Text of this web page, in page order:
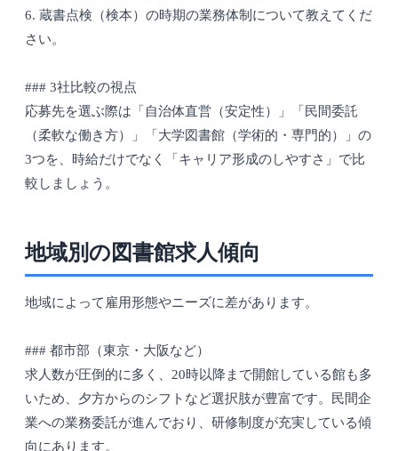
6. 蔵書点検（検本）の時期の業務体制について教えてくだ
さい。
### 3社比較の視点
応募先を選ぶ際は「自治体直営（安定性）」「民間委託
（柔軟な働き方）」「大学図書館（学術的・専門的）」の
3つを、時給だけでなく「キャリア形成のしやすさ」で比
較しましょう。
地域別の図書館求人傾向
地域によって雇用形態やニーズに差があります。
### 都市部（東京・大阪など）
求人数が圧倒的に多く、20時以降まで開館している館も多
いため、夕方からのシフトなど選択肢が豊富です。民間企
業への業務委託が進んでおり、研修制度が充実している傾
向にあります。